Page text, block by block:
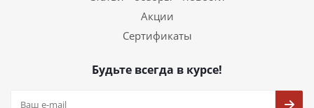
Акции
Сертификаты
Будьте всегда в курсе!